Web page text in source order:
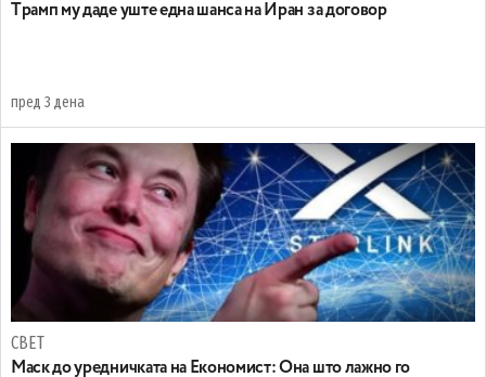
Tрамп му даде уште една шанса на Иран за договор
пред 3 дена
СВЕТ
Маск до уредничката на Економист: Она што лажно го